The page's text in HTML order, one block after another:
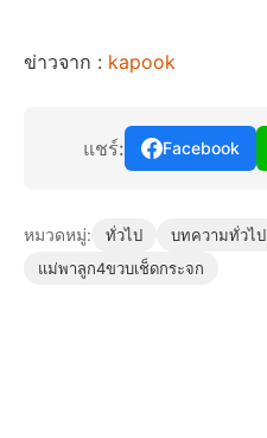
ข่าวจาก : kapook
แชร์: Facebook
หมวดหมู่: ทั่วไป บทความทั่วไป
แม่พาลูก4ขวบเช็ดกระจก